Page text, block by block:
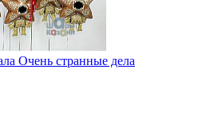
Очень странные дела